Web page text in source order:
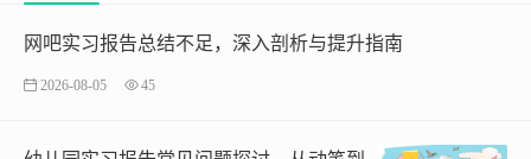
网吧实习报告总结不足，深入剖析与提升指南
2026-08-05 45